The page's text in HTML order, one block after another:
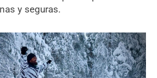
y seguras.